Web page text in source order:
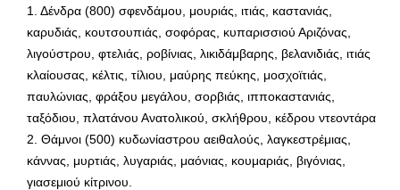
1. Δένδρα (800) σφενδάμου, μουριάς, ιτιάς, καστανιάς,
καρυδιάς, κουτσουπιάς, σοφόρας, κυπαρισσιού Αριζόνας,
λιγούστρου, φτελιάς, ροβίνιας, λικιδάμβαρης, βελανιδιάς, ιτιάς
κλαίουσας, κέλτις, τίλιου, μαύρης πεύκης, μοσχοϊτιάς,
παυλώνιας, φράξου μεγάλου, σορβιάς, ιπποκαστανιάς,
ταξόδιου, πλατάνου Ανατολικού, σκλήθρου, κέδρου ντεοντάρα
2. Θάμνοι (500) κυδωνίαστρου αειθαλούς, λαγκεστρέμιας,
κάννας, μυρτιάς, λυγαριάς, μαόνιας, κουμαριάς, βιγόνιας,
γιασεμιού κίτρινου.